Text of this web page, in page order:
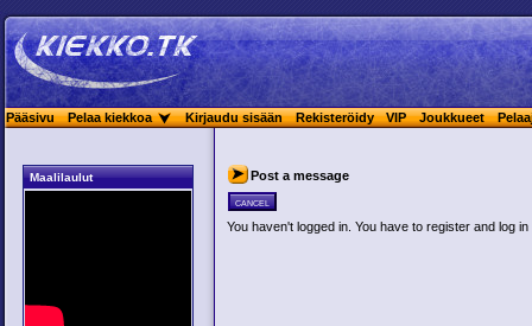
Pääsivu Pelaa kiekkoa Kirjaudu sisään Rekisteröidy VIP Joukkueet
Maalilaulut
Post a message
cancel
You haven't logged in. You have to register and log